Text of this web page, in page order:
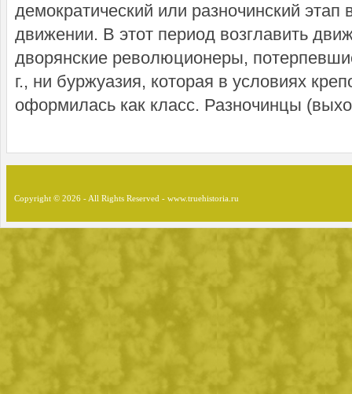
демократический или разночинский этап
движении. В этот период возглавить
дворянские революционеры,
г., ни буржуазия, которая в условиях
оформилась как класс. Разночинцы
Copyright © 2026 - All Rights Reserved - www.truehistoria.ru